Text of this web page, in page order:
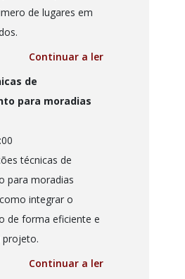
de lugares em
Continuar a ler
de
para moradias
técnicas de
para moradias
integrar o
de forma eficiente e
projeto.
Continuar a ler